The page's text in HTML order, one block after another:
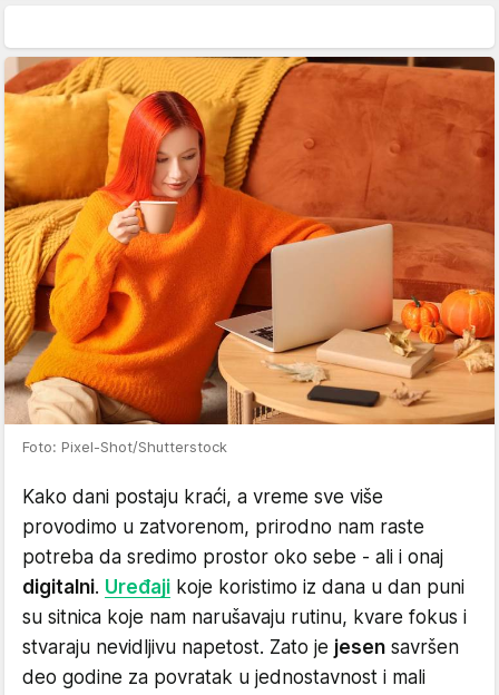
Foto: Pixel-Shot/Shutterstock
Kako dani postaju kraći, a vreme sve više
provodimo u zatvorenom, prirodno nam raste
potreba da sredimo prostor oko sebe - ali i onaj
digitalni. Uređaji koje koristimo iz dana u dan puni
su sitnica koje nam narušavaju rutinu, kvare fokus i
stvaraju nevidljivu napetost. Zato je jesen savršen
deo godine za povratak u jednostavnost i mali